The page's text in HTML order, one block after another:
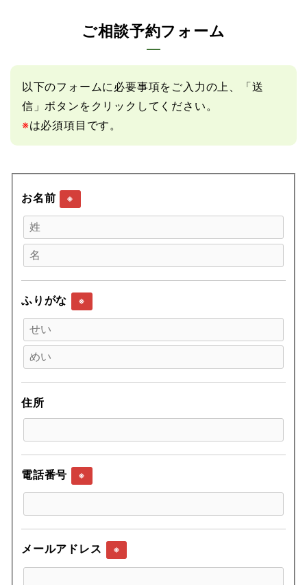
ご相談予約フォーム
以下のフォームに必要事項をご入力の上、「送
信」ボタンをクリックしてください。
※は必須項目です。
お名前 ※
ふりがな ※
住所
電話番号 ※
メールアドレス ※